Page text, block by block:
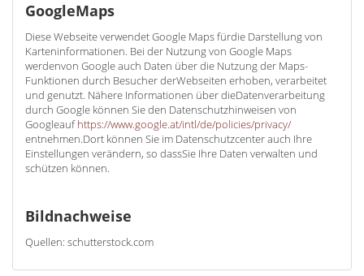
GoogleMaps
Diese Webseite verwendet Google Maps fürdie Darstellung von
Karteninformationen. Bei der Nutzung von Google Maps
werdenvon Google auch Daten über die Nutzung der Maps-
Funktionen durch Besucher derWebseiten erhoben, verarbeitet
und genutzt. Nähere Informationen über dieDatenverarbeitung
durch Google können Sie den Datenschutzhinweisen von
Googleaufhttps://www.google.at/intl/de/policies/privacy/
entnehmen.Dort können Sie im Datenschutzcenter auch Ihre
Einstellungen verändern, so dassSie Ihre Daten verwalten und
schützen können.
Bildnachweise
Quellen: schutterstock.com